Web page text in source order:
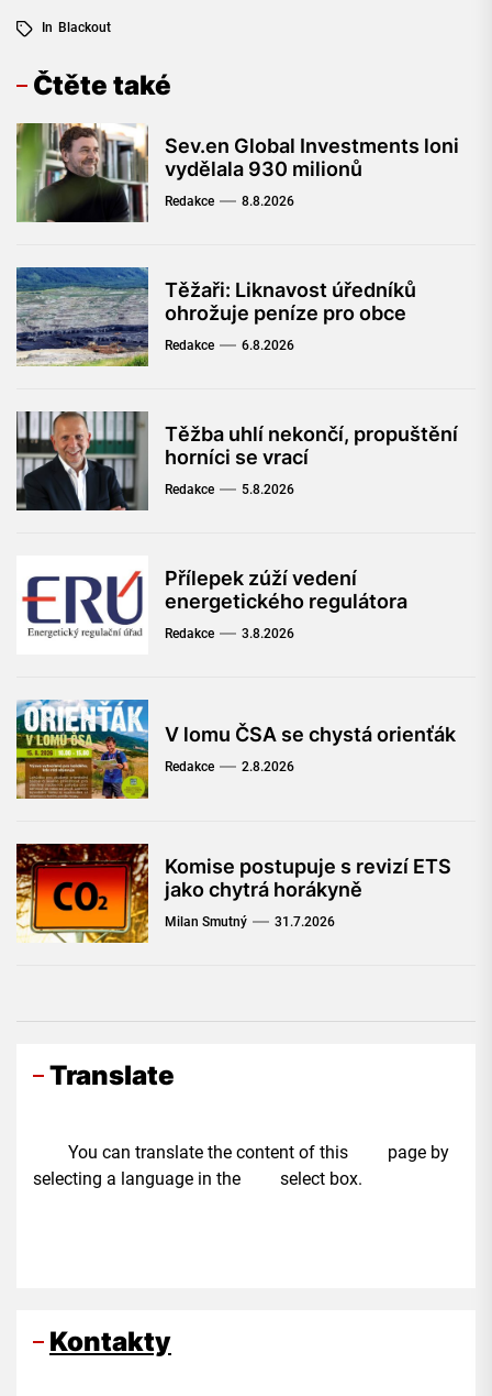
In Blackout
Čtěte také
Sev.en Global Investments loni
vydělala 930 milionů
Redakce 8.8.2026
Těžaři: Liknavost úředníků
ohrožuje peníze pro obce
Redakce 6.8.2026
Těžba uhlí nekončí, propuštění
horníci se vrací
Redakce 5.8.2026
Přílepek zúží vedení
energetického regulátora
Redakce 3.8.2026
V lomu ČSA se chystá orienťák
Redakce 2.8.2026
Komise postupuje s revizí ETS
jako chytrá horákyně
Milan Smutný 31.7.2026
Translate
You can translate the content of this page by
selecting a language in the select box.
Kontakty